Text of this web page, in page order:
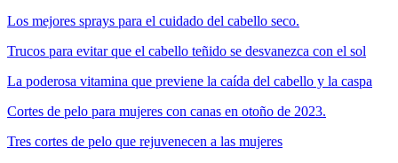
Los mejores sprays para el cuidado del cabello seco.
Trucos para evitar que el cabello teñido se desvanezca con el sol
La poderosa vitamina que previene la caída del cabello y la caspa
Cortes de pelo para mujeres con canas en otoño de 2023.
Tres cortes de pelo que rejuvenecen a las mujeres